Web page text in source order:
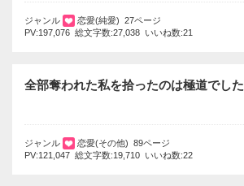
ジャンル
恋愛(純愛) 27ページ
PV:197,076 総文字数:27,038 いいね数:21
全部奪われた私を拾ったのは極道でした
ジャンル
恋愛(その他) 89ページ
PV:121,047 総文字数:19,710 いいね数:22